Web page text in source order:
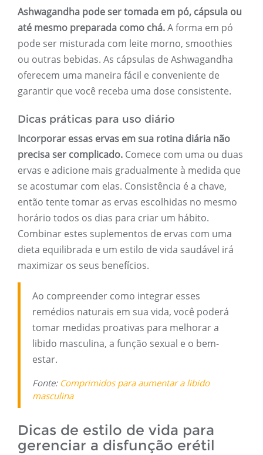
Ashwagandha pode ser tomada em pó, cápsula ou
até mesmo preparada como chá.A forma em pó
pode ser misturada com leite morno, smoothies
ou outras bebidas. As cápsulas de Ashwagandha
oferecem uma maneira fácil e conveniente de
garantir que você receba uma dose consistente.
Dicas práticas para uso diário
Incorporar essas ervas em sua rotina diária não
precisa ser complicado. Comece com uma ou duas
ervas e adicione mais gradualmente à medida que
se acostumar com elas. Consistência é a chave,
então tente tomar as ervas escolhidas no mesmo
horário todos os dias para criar um hábito.
Combinar estes suplementos de ervas com uma
dieta equilibrada e um estilo de vida saudável irá
maximizar os seus benefícios.
Ao compreender como integrar esses
remédios naturais em sua vida, você poderá
tomar medidas proativas para melhorar a
libido masculina, a função sexual e o bem-
estar.
Fonte: Comprimidos para aumentar a libido
masculina
Dicas de estilo de vida para
gerenciar a disfunção erétil